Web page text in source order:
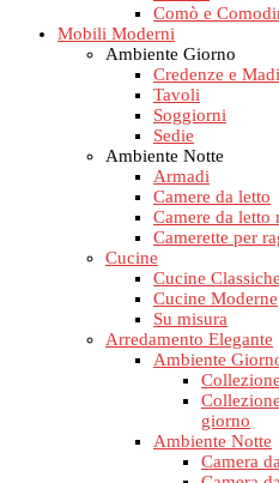
Comò e
Mobili Moderni
Ambiente Giorno
Credenze e
Tavoli
Soggiorni
Sedie
Ambiente Notte
Armadi
Camere da letto
Camere da letto
Camerette per
Cucine
Cucine Classiche
Cucine Moderne
Su misura
Arredamento Elegante
Ambiente
giorno
Ambiente Notte
Camera